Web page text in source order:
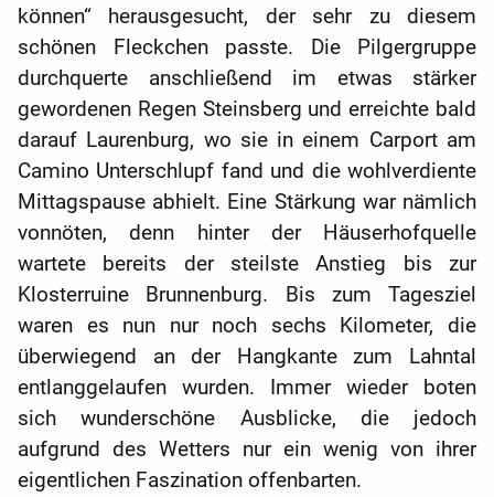
können“ herausgesucht, der sehr zu diesem
schönen Fleckchen passte. Die Pilgergruppe
durchquerte anschließend im etwas stärker
gewordenen Regen Steinsberg und erreichte bald
darauf Laurenburg, wo sie in einem Carport am
Camino Unterschlupf fand und die wohlverdiente
Mittagspause abhielt. Eine Stärkung war nämlich
vonnöten, denn hinter der Häuserhofquelle
wartete bereits der steilste Anstieg bis zur
Klosterruine Brunnenburg. Bis zum Tagesziel
waren es nun nur noch sechs Kilometer, die
überwiegend an der Hangkante zum Lahntal
entlanggelaufen wurden. Immer wieder boten
sich wunderschöne Ausblicke, die jedoch
aufgrund des Wetters nur ein wenig von ihrer
eigentlichen Faszination offenbarten.